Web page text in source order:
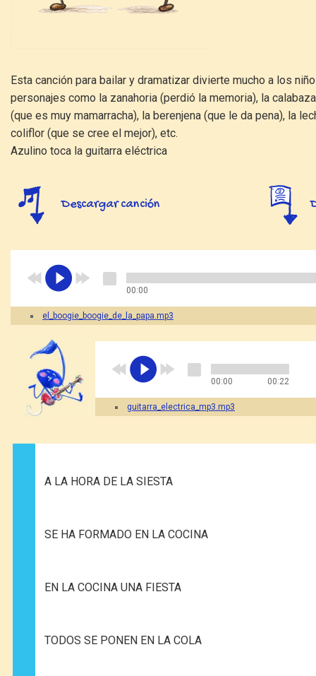
Esta canción para bailar y dramatizar divierte mucho a los
personajes como la zanahoria (perdió la memoria), la
(que es muy mamarracha), la berenjena (que le da pena), la
coliflor (que se cree el mejor), etc.
Azulino toca la guitarra eléctrica
Descargar canción
00:00
el_boogie_boogie_de_la_papa.mp3
00:00 00:22
guitarra_electrica_mp3.mp3
A LA HORA DE LA SIESTA
SE HA FORMADO EN LA COCINA
EN LA COCINA UNA FIESTA
TODOS SE PONEN EN LA COLA